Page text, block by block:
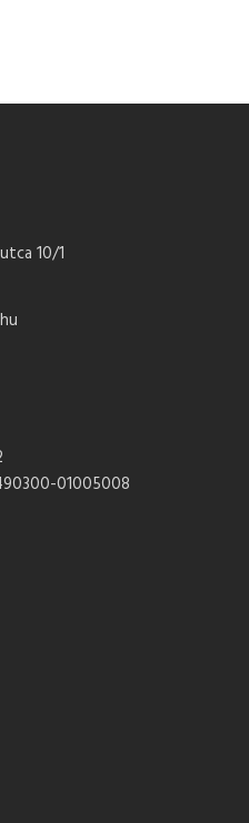
10/1
01005008